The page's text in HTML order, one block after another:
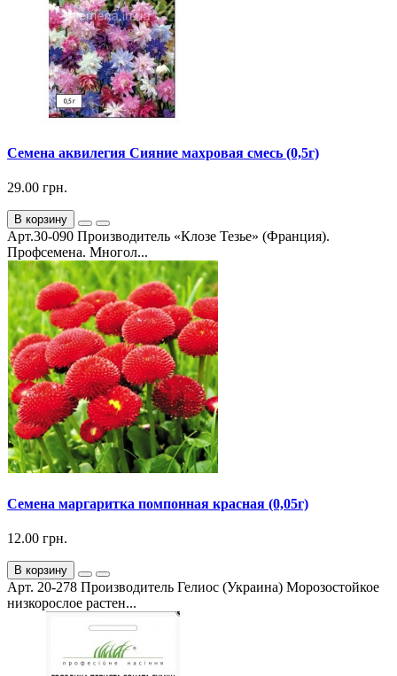
Семена аквилегия Сияние махровая смесь (0,5г)
29.00 грн.
В корзину
Арт.30-090 Производитель «Клозе Тезье» (Франция).
Профсемена. Многол...
Семена маргаритка помпонная красная (0,05г)
12.00 грн.
В корзину
Арт. 20-278 Производитель Гелиос (Украина) Морозостойкое
низкорослое растен...